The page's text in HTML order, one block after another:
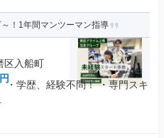
！1年間マンツーマン指導
区入船町
・学歴、経験不問！ ・専門スキ